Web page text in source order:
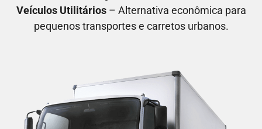
Veículos Utilitários– Alternativa econômica para
pequenos transportes e carretos urbanos.